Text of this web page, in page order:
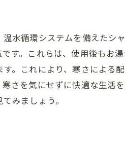
水循環システムを備えたシ
す。これらは、使用後もお
。これにより、寒さによる
さを気にせずに快適な生活
みましょう。